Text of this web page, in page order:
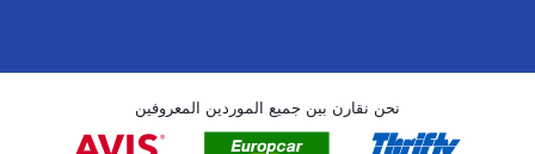
نحن نقارن بين جميع الموردين المعروفين